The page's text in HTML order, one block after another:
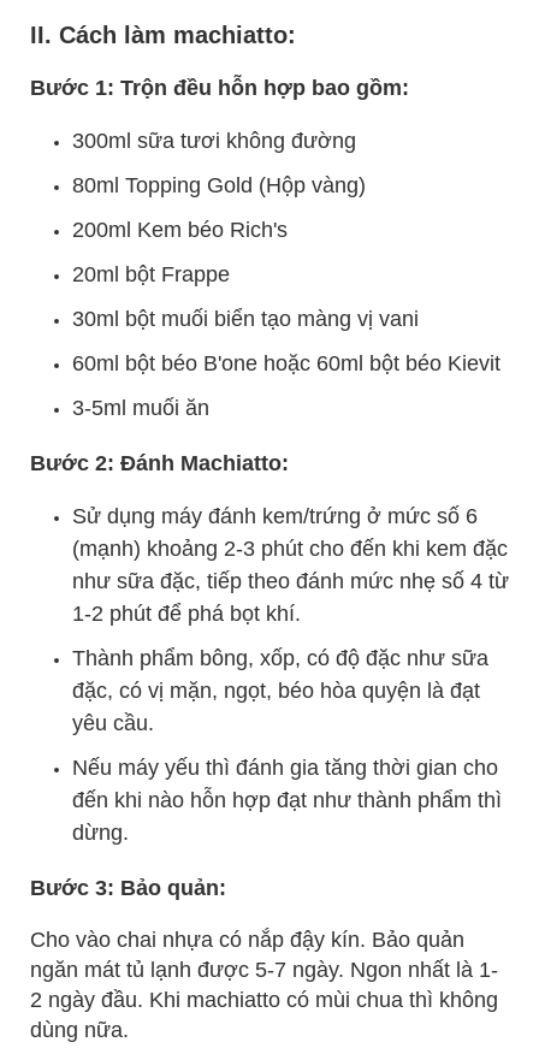
II. Cách làm machiatto:
Bước 1: Trộn đều hỗn hợp bao gồm:
300ml sữa tươi không đường
80ml Topping Gold (Hộp vàng)
200ml Kem béo Rich's
20ml bột Frappe
30ml bột muối biển tạo màng vị vani
60ml bột béo B'one hoặc 60ml bột béo Kievit
3-5ml muối ăn
Bước 2: Đánh Machiatto:
Sử dụng máy đánh kem/trứng ở mức số 6
(mạnh) khoảng 2-3 phút cho đến khi kem đặc
như sữa đặc, tiếp theo đánh mức nhẹ số 4 từ
1-2 phút để phá bọt khí.
Thành phẩm bông, xốp, có độ đặc như sữa
đặc, có vị mặn, ngọt, béo hòa quyện là đạt
yêu cầu.
Nếu máy yếu thì đánh gia tăng thời gian cho
đến khi nào hỗn hợp đạt như thành phẩm thì
dừng.
Bước 3: Bảo quản:
Cho vào chai nhựa có nắp đậy kín. Bảo quản
ngăn mát tủ lạnh được 5-7 ngày. Ngon nhất là 1-
2 ngày đầu. Khi machiatto có mùi chua thì không
dùng nữa.